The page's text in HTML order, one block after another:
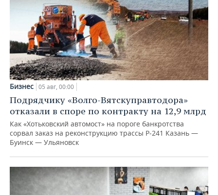
Бизнес 05 авг, 00:00
Подрядчику «Волго-Вятскуправтодора»
отказали в споре по контракту на 12,9 млрд
Как «Хотьковский автомост» на пороге банкротства
сорвал заказ на реконструкцию трассы Р‑241 Казань —
Буинск — Ульяновск